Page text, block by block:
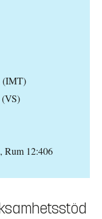
(IMT)
(VS)
Rum 12:406